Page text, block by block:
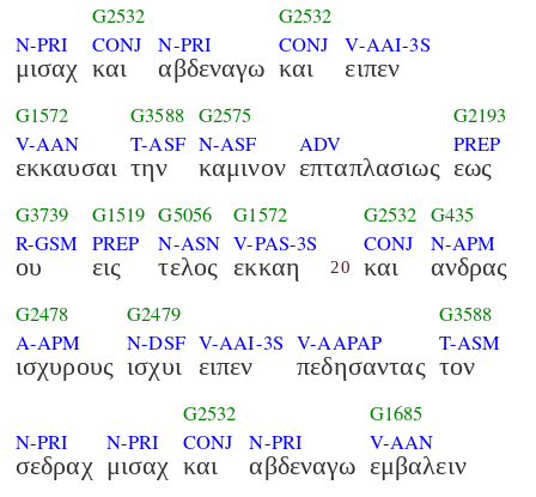
N-PRI
μισαχ
G2532
CONJ
και
N-PRI
αβδεναγω
G2532
CONJ
και
V-AAI-3S
ειπεν
G1572
V-AAN
εκκαυσαι
G3588
T-ASF
την
G2575
N-ASF
καμινον
ADV
επταπλασιως
G2193
PREP
εως
G3739
R-GSM
ου
G1519
PREP
εις
G5056
N-ASN
τελος
G1572
V-PAS-3S
εκκαη 20
G2532
CONJ
και
G435
N-APM
ανδρας
G2478
A-APM
ισχυρους
G2479
N-DSF
ισχυι
V-AAI-3S
ειπεν
V-AAPAP
πεδησαντας
G3588
T-ASM
τον
N-PRI
σεδραχ
N-PRI
μισαχ
G2532
CONJ
και
N-PRI
αβδεναγω
G1685
V-AAN
εμβαλειν